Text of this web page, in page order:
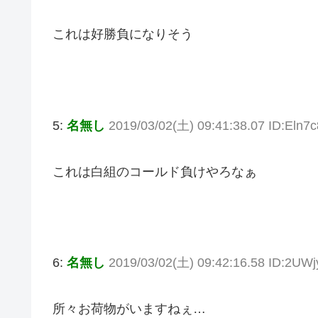
これは好勝負になりそう
5: 名無し 2019/03/02(土) 09:41:38.07
これは白組のコールド負けやろなぁ
6: 名無し 2019/03/02(土) 09:42:16.58
所々お荷物がいますねぇ…